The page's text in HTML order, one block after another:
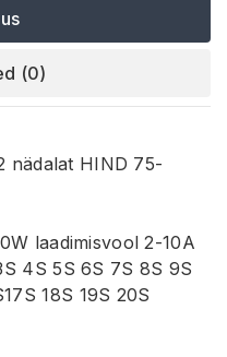
(0)
nädalat HIND 75-
laadimisvool 2-10A
4S 5S 6S 7S 8S 9S
18S 19S 20S